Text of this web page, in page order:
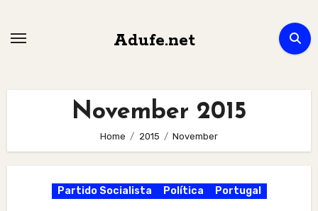
Adufe.net
November 2015
Home 2015 November
Partido Socialista Política Portugal